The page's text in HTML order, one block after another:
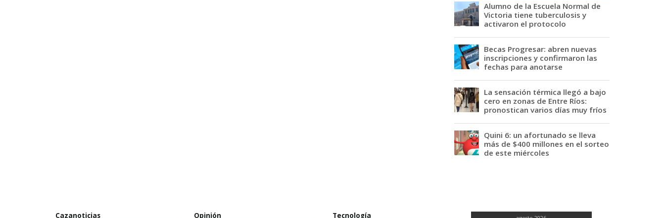
Alumno de la Escuela Normal de
Victoria tiene tuberculosis y
activaron el protocolo
Becas Progresar: abren nuevas
inscripciones y confirmaron las
fechas para anotarse
La sensación térmica llegó a bajo
cero en zonas de Entre Ríos:
pronostican varios días muy fríos
Quini 6: un afortunado se lleva
más de $400 millones en el sorteo
de este miércoles
Cazanoticias Opinión Tecnología